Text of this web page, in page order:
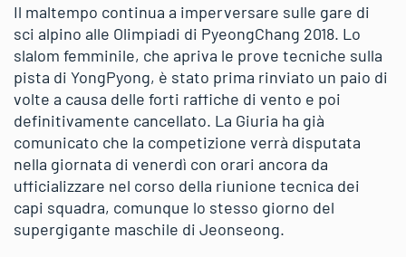
Il maltempo continua a imperversare sulle gare di
sci alpino alle Olimpiadi di PyeongChang 2018. Lo
slalom femminile, che apriva le prove tecniche sulla
pista di YongPyong, è stato prima rinviato un paio di
volte a causa delle forti raffiche di vento e poi
definitivamente cancellato. La Giuria ha già
comunicato che la competizione verrà disputata
nella giornata di venerdì con orari ancora da
ufficializzare nel corso della riunione tecnica dei
capi squadra, comunque lo stesso giorno del
supergigante maschile di Jeonseong.